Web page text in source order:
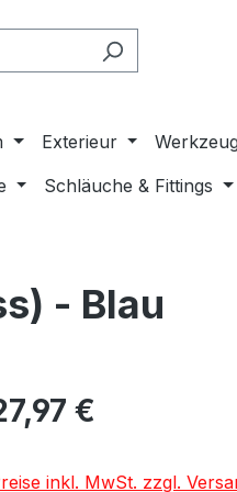
Exterieur
Schläuche & Fittings
- Blau
€
inkl. MwSt. zzgl.